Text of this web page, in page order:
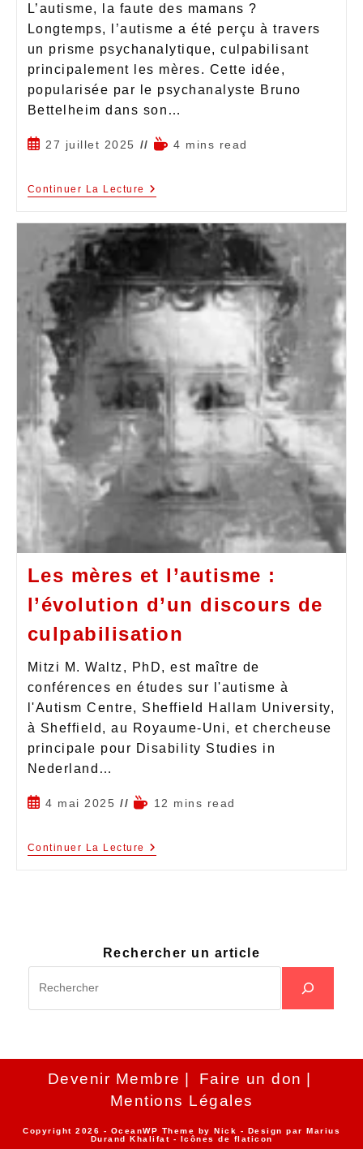
L’autisme, la faute des mamans ?
Longtemps, l’autisme a été perçu à travers
un prisme psychanalytique, culpabilisant
principalement les mères. Cette idée,
popularisée par le psychanalyste Bruno
Bettelheim dans son…
27 juillet 2025 4 mins read
Continuer La Lecture
Les mères et l’autisme :
l’évolution d’un discours de
culpabilisation
Mitzi M. Waltz, PhD, est maître de
conférences en études sur l'autisme à
l'Autism Centre, Sheffield Hallam University,
à Sheffield, au Royaume-Uni, et chercheuse
principale pour Disability Studies in
Nederland…
4 mai 2025 12 mins read
Continuer La Lecture
Rechercher un article
Devenir Membre
Faire un don
Mentions Légales
Copyright 2026 - OceanWP Theme by Nick - Design par Marius
Durand Khalifat - Icônes de flaticon